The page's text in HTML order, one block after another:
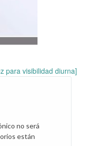
para visibilidad diurna]
no será
están